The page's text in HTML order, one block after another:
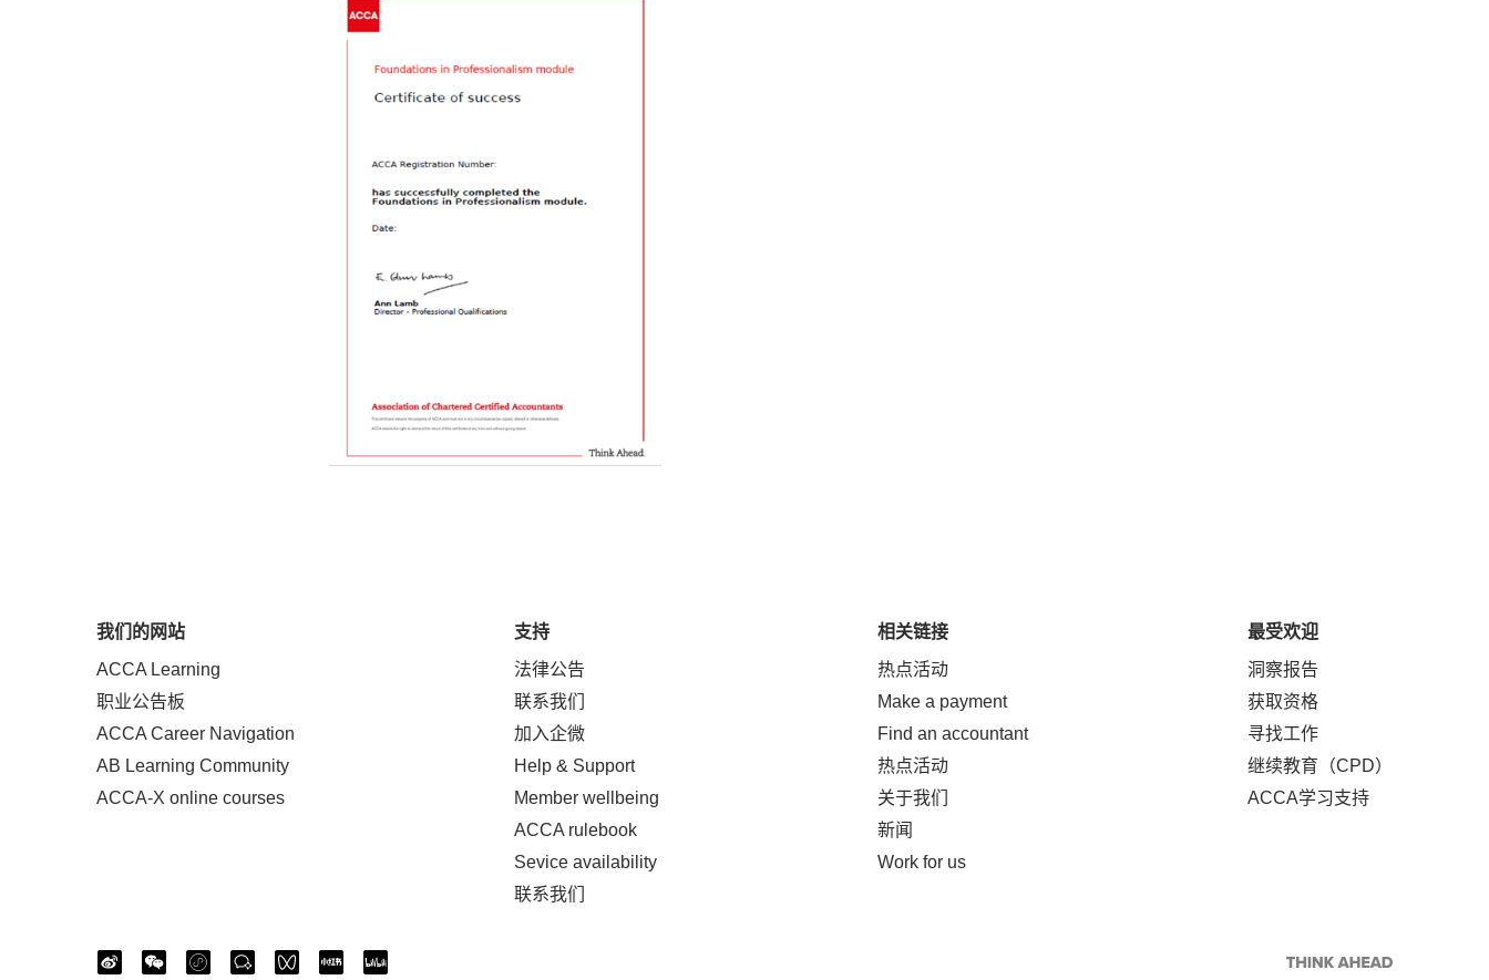
我们的网站
ACCA Learning
职业公告板
ACCA Career Navigation
AB Learning Community
ACCA-X online courses
支持
法律公告
联系我们
加入企微
Help & Support
Member wellbeing
ACCA rulebook
Sevice availability
联系我们
相关链接
热点活动
Make a payment
Find an accountant
热点活动
关于我们
新闻
Work for us
最受欢迎
洞察报告
获取资格
寻找工作
继续教育（CPD）
ACCA学习支持